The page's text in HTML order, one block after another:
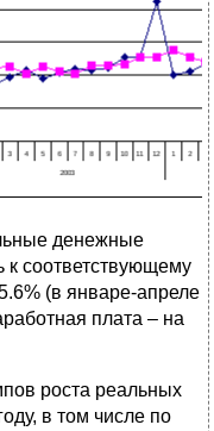
денежные
к соответствующему
(в январе-апреле
плата – на
роста реальных
в том числе по